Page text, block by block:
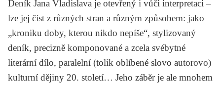
Deník Jana Vladislava je otevřený i vůči interpretaci –
lze jej číst z různých stran a různým způsobem: jako
„kroniku doby, kterou nikdo nepíše“, stylizovaný
deník, precizně komponované a zcela svébytné
literární dílo, paralelní (tolik oblíbené slovo autorovo)
kulturní dějiny 20. století… Jeho záběr je ale mnohem